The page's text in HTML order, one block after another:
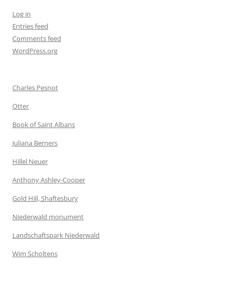
Log in
Entries feed
Comments feed
WordPress.org
Charles Pesnot
Otter
Book of Saint Albans
Juliana Berners
Hillel Neuer
Anthony Ashley-Cooper
Gold Hill, Shaftesbury
Niederwald monument
Landschaftspark Niederwald
Wim Scholtens